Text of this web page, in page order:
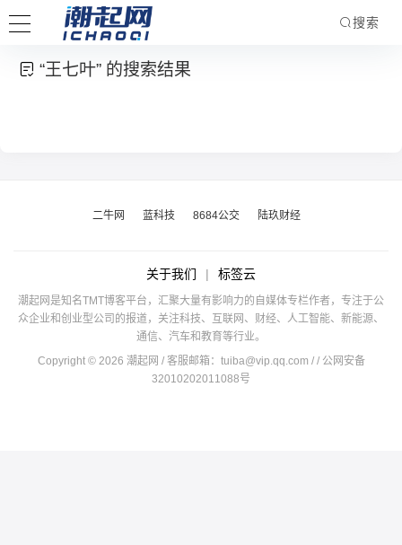
搜索
“王七叶” 的搜索结果
二牛网 蓝科技 8684公交 陆玖财经
关于我们 | 标签云
潮起网是知名TMT博客平台，汇聚大量有影响力的自媒体专栏作者，专注于公
众企业和创业型公司的报道，关注科技、互联网、财经、人工智能、新能源、
通信、汽车和教育等行业。
Copyright © 2026 潮起网 / 客服邮箱： tuiba@vip.qq.com / / 公网安备
32010202011088号